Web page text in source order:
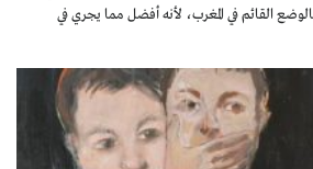
القائم في المغرب، لأنه أفضل مما يجري في